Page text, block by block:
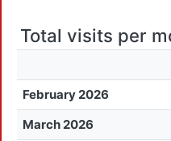
Total visits per
February 2026
March 2026